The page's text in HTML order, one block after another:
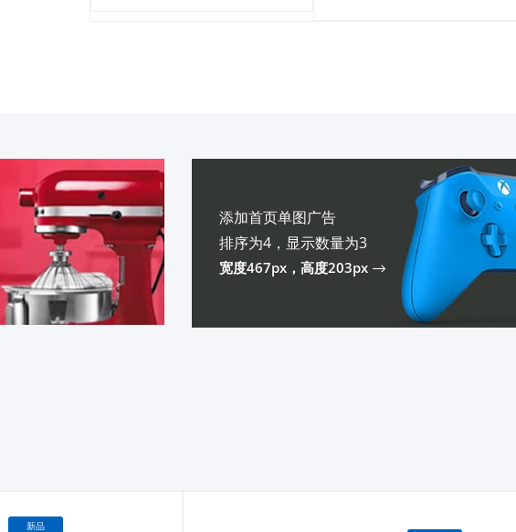
添加首页单图广告
排序为4，显示数量为3
宽度467px，高度203px
新品